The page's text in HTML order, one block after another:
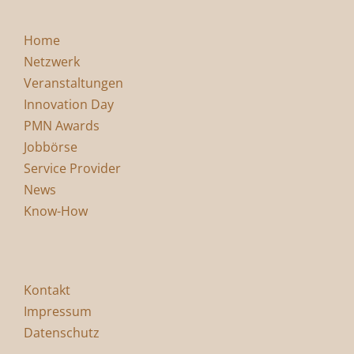
Home
Netzwerk
Veranstaltungen
Innovation Day
PMN Awards
Jobbörse
Service Provider
News
Know-How
Kontakt
Impressum
Datenschutz